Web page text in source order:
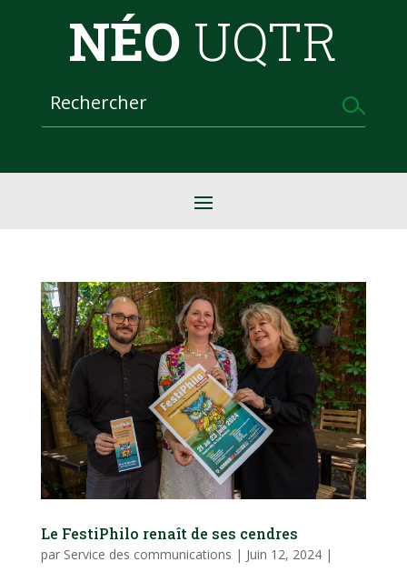
NÉO UQTR
Le FestiPhilo renaît de ses cendres
par Service des communications | Juin 12, 2024|